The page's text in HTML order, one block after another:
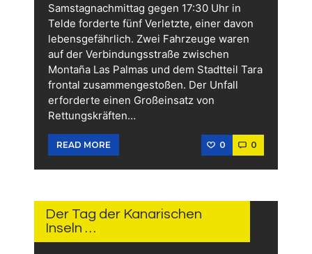
Samstagnachmittag gegen 17:30 Uhr in
Telde forderte fünf Verletzte, einer davon
lebensgefährlich. Zwei Fahrzeuge waren
auf der Verbindungsstraße zwischen
Montaña Las Palmas und dem Stadtteil Tara
frontal zusammengestoßen. Der Unfall
erforderte einen Großeinsatz von
Rettungskräften…
READ MORE 0 0
Der Tag der Kanarischen
Inseln …